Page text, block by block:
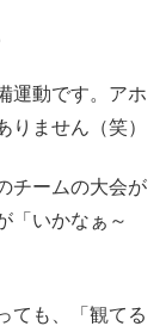
運動です。アホ
ません（笑）
チームの大会が
「いかなぁ～
ても、「観てる